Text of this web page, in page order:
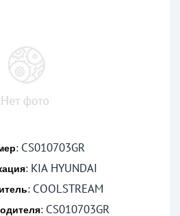
: CS010703GR
: KIA HYUNDAI
: COOLSTREAM
: CS010703GR